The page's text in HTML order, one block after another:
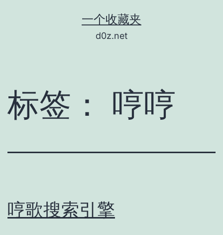
一个收藏夹
d0z.net
标签： 哼哼
哼歌搜索引擎